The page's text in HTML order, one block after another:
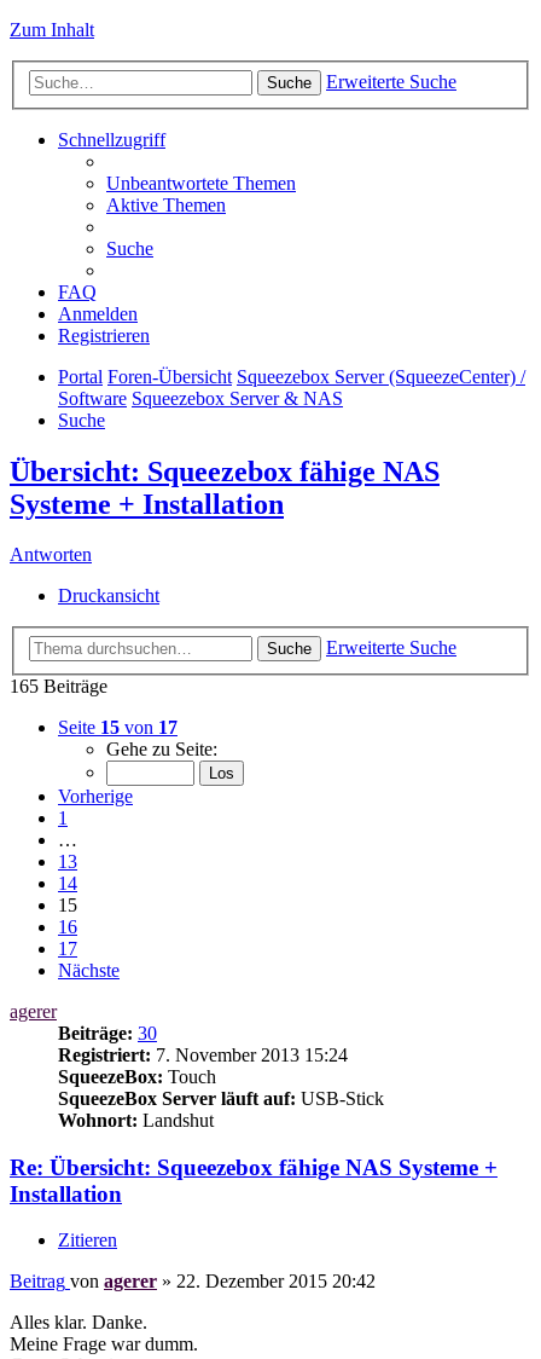
Zum Inhalt
Suche Erweiterte Suche
Schnellzugriff
Unbeantwortete Themen
Aktive Themen
Suche
FAQ
Anmelden
Registrieren
Portal Foren-Übersicht Squeezebox Server (SqueezeCenter) /
Software Squeezebox Server & NAS
Suche
Übersicht: Squeezebox fähige NAS
Systeme + Installation
Antworten
Druckansicht
Suche
Erweiterte Suche
165 Beiträge
Seite 15 von 17
Gehe zu Seite:
Vorherige
1
…
13
14
15
16
17
Nächste
agerer
Beiträge: 30
Registriert: 7. November 2013 15:24
SqueezeBox: Touch
SqueezeBox Server läuft auf: USB-Stick
Wohnort: Landshut
Re: Übersicht: Squeezebox fähige NAS Systeme +
Installation
Zitieren
Beitrag von agerer » 22. Dezember 2015 20:42
Alles klar. Danke.
Meine Frage war dumm.